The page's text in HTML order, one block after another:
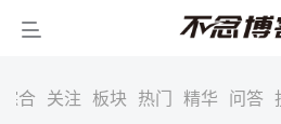
综合 关注 板块 热门 精华 问答